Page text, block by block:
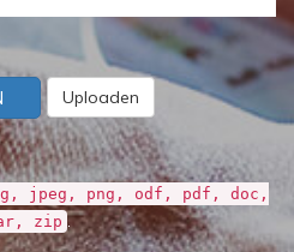
Uploaden
jpeg, png, odf, pdf, doc,
zip .